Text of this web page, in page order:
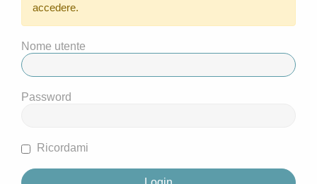
accedere.
Nome utente
Password
Ricordami